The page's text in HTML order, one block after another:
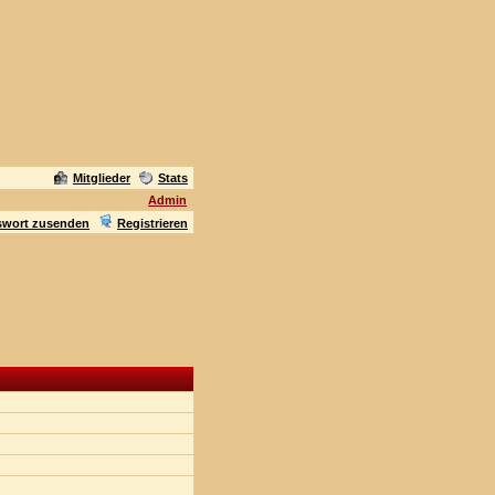
Mitglieder
Stats
Admin
zusenden Registrieren